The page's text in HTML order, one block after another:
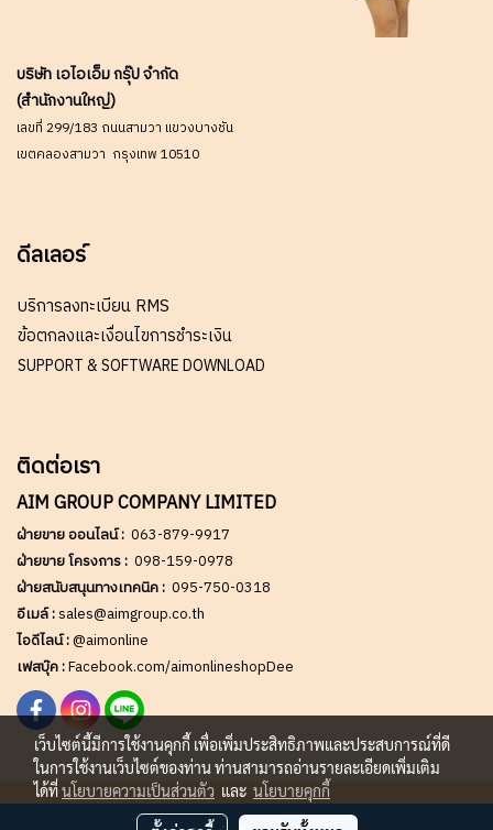
บริษัท เอไอเอ็ม กรุ๊ป จำกัด
(สำนักงานใหญ่)
เลขที่ 299/183 ถนนสามวา แขวงบางชัน
เขตคลองสามวา กรุงเทพ 10510
ดีลเลอร์
บริการลงทะเบียน RMS
ข้อตกลงและเงื่อนไขการชำระเงิน
SUPPORT & SOFTWARE DOWNLOAD
ติดต่อเรา
AIM GROUP COMPANY LIMITED
ฝ่ายขาย ออนไลน์ : 063-879-9917
ฝ่ายขาย โครงการ : 098-159-0978
ฝ่ายสนับสนุนทางเทคนิค : 095-750-0318
อีเมล์ :sales@aimgroup.co.th
ไอดีไลน์ :@aimonline
เฟสบุ๊ค :Facebook.com/aimonlineshopDee
Copy right by AIM GROUP Co.,LTD
เว็บไซต์นี้มีการใช้งานคุกกี้ เพื่อเพิ่มประสิทธิภาพและประสบการณ์ที่ดี
ในการใช้งานเว็บไซต์ของท่าน ท่านสามารถอ่านรายละเอียดเพิ่มเติม
ได้ที่นโยบายความเป็นส่วนตัว และ นโยบายคุกกี้